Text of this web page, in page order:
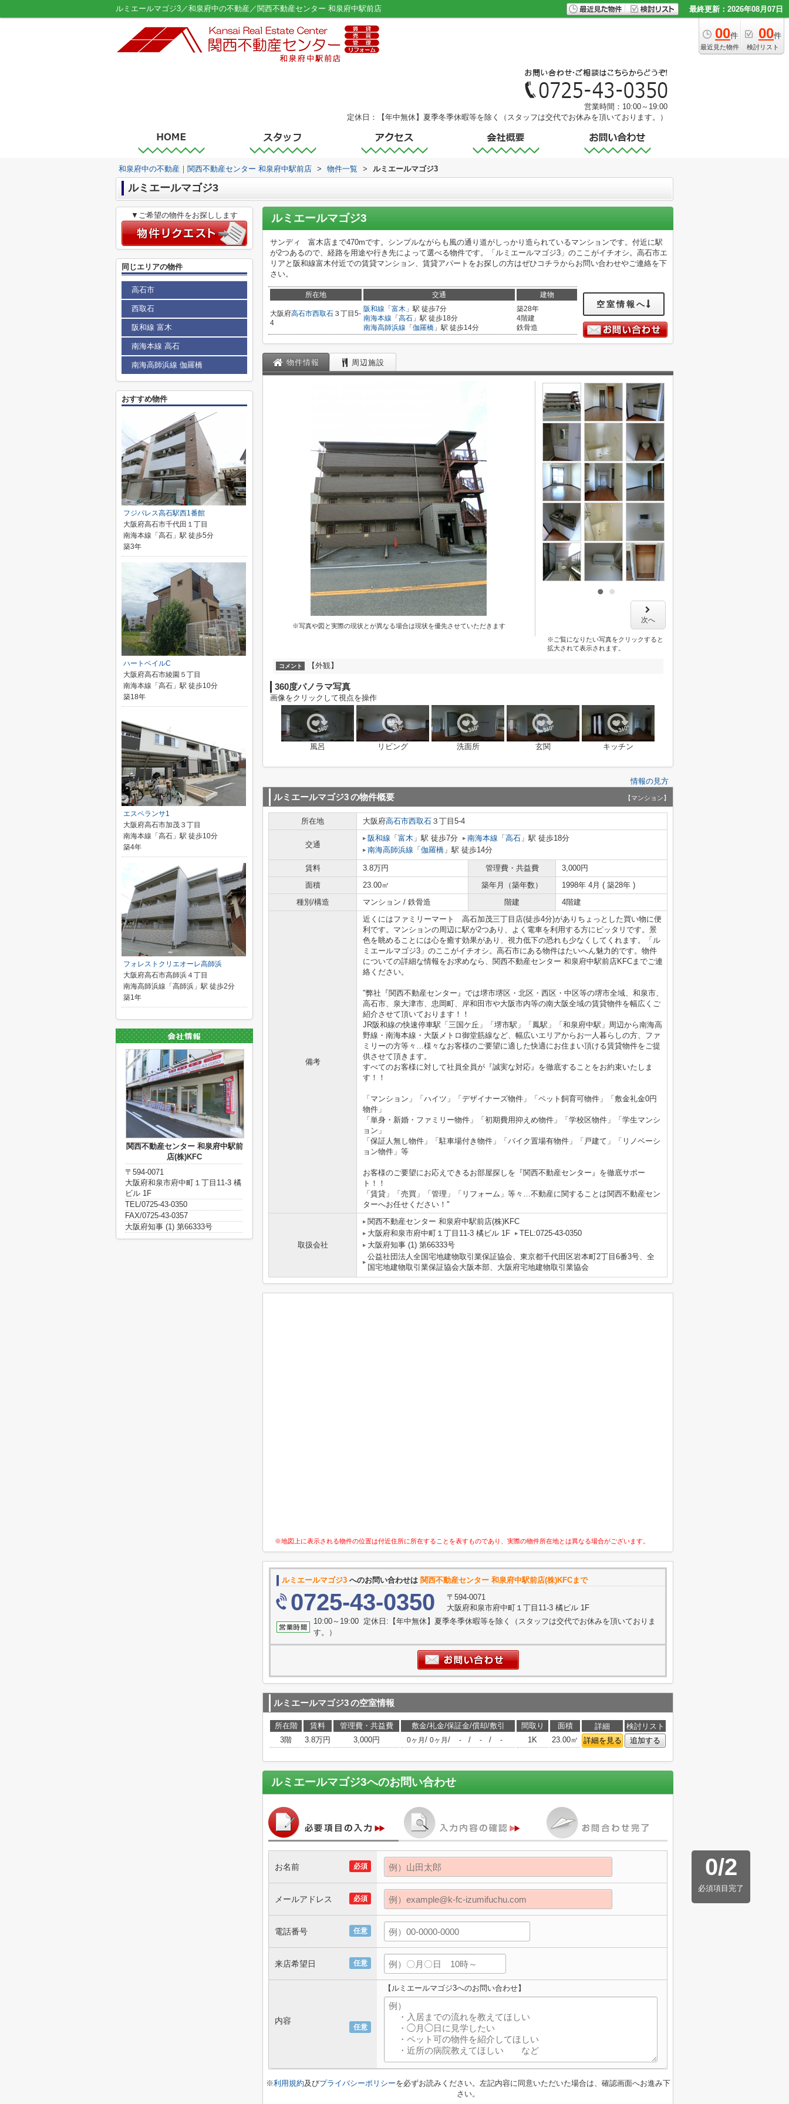
ルミエールマゴジ3／和泉府中の不動産／関西不動産センター 和泉府中駅前店 最終更新：2026年08月07日
00件
最近見た物件
00件
検討リスト
営業時間：10:00～19:00
定休日：【年中無休】夏季冬季休暇等を除く（スタッフは交代でお休みを頂いております。）
和泉府中の不動産｜関西不動産センター 和泉府中駅前店 > 物件一覧 > ルミエールマゴジ3
ルミエールマゴジ3
ルミエールマゴジ3
サンディ 富木店まで470mです。シンプルながらも風の通り道がしっかり造られているマンションです。付近に駅
が2つあるので、経路を用途や行き先によって選べる物件です。「ルミエールマゴジ3」のここがイチオシ。高石市エ
リアと阪和線富木付近での賃貸マンション、賃貸アパートをお探しの方はぜひコチラからお問い合わせやご連絡を下
さい。
所在地 交通 建物
大阪府高石市西取石 ３丁目5-
4
阪和線 「 富木 」駅 徒歩7分
南海本線 「 高石 」駅 徒歩18分
南海高師浜線 「 伽羅橋 」駅 徒歩14分
築28年
4階建
鉄骨造
空室情報へ
物件情報 周辺施設
※写真や図と実際の現状とが異なる場合は現状を優先させていただきます
次へ
※ご覧になりたい写真をクリックすると
拡大されて表示されます。
コメント 【外観】
360度パノラマ写真
画像をクリックして視点を操作
風呂 リビング 洗面所 玄関 キッチン
情報の見方
ルミエールマゴジ3の物件概要 【マンション】
所在地 大阪府高石市西取石 ３丁目5-4
交通
阪和線 「 富木 」駅 徒歩7分 南海本線 「 高石 」駅 徒歩18分
南海高師浜線 「 伽羅橋 」駅 徒歩14分
賃料 3.8万円 管理費・共益費
3,000円
面積
23.00㎡ 築年月（築年数）
1998年 4月 ( 築28年 )
種別/構造
マンション / 鉄骨造 階建 4階建
備考
近くにはファミリーマート 高石加茂三丁目店(徒歩4分)がありちょっとした買い物に便
利です。マンションの周辺に駅が2つあり、よく電車を利用する方にピッタリです。景
色を眺めることには心を癒す効果があり、視力低下の恐れも少なくしてくれます。「ル
ミエールマゴジ3」のここがイチオシ。高石市にある物件はたいへん魅力的です。物件
についての詳細な情報をお求めなら、関西不動産センター 和泉府中駅前店KFCまでご連
絡ください。
"弊社『関西不動産センター』では堺市堺区・北区・西区・中区等の堺市全域、和泉市、
高石市、泉大津市、忠岡町、岸和田市や大阪市内等の南大阪全域の賃貸物件を幅広くご
紹介させて頂いております！！
JR阪和線の快速停車駅「三国ケ丘」「堺市駅」「鳳駅」「和泉府中駅」周辺から南海高
野線・南海本線・大阪メトロ御堂筋線など、幅広いエリアからお一人暮らしの方、ファ
ミリーの方等々…様々なお客様のご要望に適した快適にお住まい頂ける賃貸物件をご提
供させて頂きます。
すべてのお客様に対して社員全員が『誠実な対応』を徹底することをお約束いたしま
す！！
「マンション」「ハイツ」「デザイナーズ物件」「ペット飼育可物件」「敷金礼金0円
物件」
「単身・新婚・ファミリー物件」「初期費用抑えめ物件」「学校区物件」「学生マンシ
ョン」
「保証人無し物件」「駐車場付き物件」「バイク置場有物件」「戸建て」「リノベーシ
ョン物件」等
お客様のご要望にお応えできるお部屋探しを『関西不動産センター』を徹底サポー
ト！！
「賃貸」「売買」「管理」「リフォーム」等々…不動産に関することは関西不動産セン
ターへお任せください！"
取扱会社
関西不動産センター 和泉府中駅前店(株)KFC
大阪府和泉市府中町１丁目11-3 橘ビル 1F
TEL:0725-43-0350
大阪府知事 (1) 第66333号
公益社団法人全国宅地建物取引業保証協会、東京都千代田区岩本町2丁目6番3号、全
国宅地建物取引業保証協会大阪本部、大阪府宅地建物取引業協会
※地図上に表示される物件の位置は付近住所に所在することを表すものであり、実際の物件所在地とは異なる場合がございます。
ルミエールマゴジ3 へのお問い合わせは 関西不動産センター 和泉府中駅前店(株)KFCまで
0725-43-0350
〒594-0071
大阪府和泉市府中町１丁目11-3 橘ビル 1F
10:00～19:00 定休日:【年中無休】夏季冬季休暇等を除く（スタッフは交代でお休みを頂いておりま
す。）
ルミエールマゴジ3の空室情報
所在階 賃料 管理費・共益費 敷金/礼金/保証金/償却/敷引 間取り 面積 詳細
検討リスト
3階
3.8万円 3,000円 0ヶ月 / 0ヶ月 / - / - / - 1K 23.00㎡ 詳細を見る 追加する
ルミエールマゴジ3へのお問い合わせ
0/2
必須項目完了
必須
お名前
必須
メールアドレス
任意
電話番号
任意
来店希望日
任意
内容
【ルミエールマゴジ3へのお問い合わせ】
※利用規約及びプライバシーポリシーを必ずお読みください。左記内容に同意いただいた場合は、確認画面へお進み下
さい。
▼ご希望の物件をお探しします
同じエリアの物件
高石市
西取石
阪和線 富木
南海本線 高石
南海高師浜線 伽羅橋
おすすめ物件
フジパレス高石駅西1番館
大阪府高石市千代田１丁目
南海本線「高石」駅 徒歩5分
築3年
ハートベイルC
大阪府高石市綾園５丁目
南海本線「高石」駅 徒歩10分
築18年
エスペランサ1
大阪府高石市加茂３丁目
南海本線「高石」駅 徒歩10分
築4年
フォレストクリエオーレ高師浜
大阪府高石市高師浜４丁目
南海高師浜線「高師浜」駅 徒歩2分
築1年
関西不動産センター 和泉府中駅前
店(株)KFC
〒594-0071
大阪府和泉市府中町１丁目11-3 橘
ビル 1F
TEL/0725-43-0350
FAX/0725-43-0357
大阪府知事 (1) 第66333号